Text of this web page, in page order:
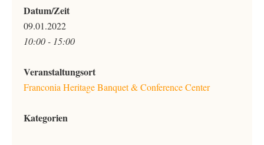
Datum/Zeit
09.01.2022
10:00 - 15:00
Veranstaltungsort
Franconia Heritage Banquet & Conference Center
Kategorien